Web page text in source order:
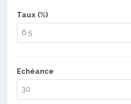
Taux (%)
Echéance